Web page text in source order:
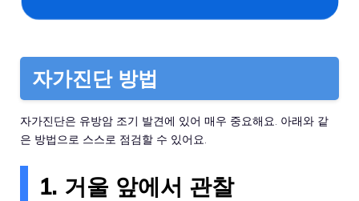
자가진단 방법
자가진단은 유방암 조기 발견에 있어 매우 중요해요. 아래와 같
은 방법으로 스스로 점검할 수 있어요.
1. 거울 앞에서 관찰